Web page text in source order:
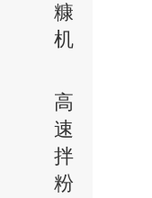
糠
机
高
速
拌
粉